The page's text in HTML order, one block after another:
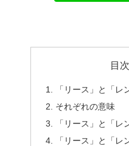
目次
「リース」と「レ
それぞれの意味
「リース」と「レ
「リース」と「レ